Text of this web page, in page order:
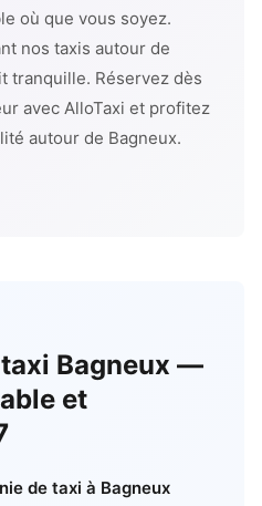
où que vous soyez.
nos taxis autour de
tranquille. Réservez dès
avec AlloTaxi et profitez
autour de Bagneux.
Bagneux —
et
de taxi à Bagneux